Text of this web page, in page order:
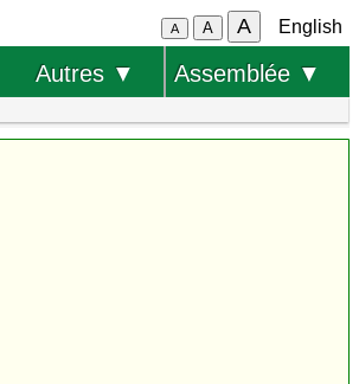
A A A English
Autres ▼ Assemblée ▼